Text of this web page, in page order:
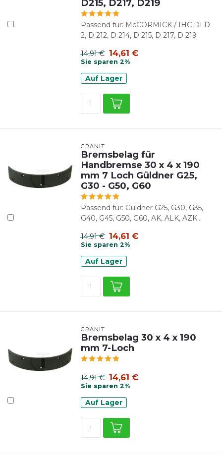
D215, D217, D219
Passend für: McCORMICK / IHC DLD
2, D 212, D 214, D 215, D 217, D 219
14,91 € 14,61 €
Sie sparen 2%
Auf Lager
GRANIT
Bremsbelag für
Handbremse 30 x 4 x 190
mm 7 Loch Güldner G25,
G30 - G50, G60
Passend für: Güldner G25, G30, G35,
G40, G45, G50, G60, AK, ALK, AZK...
14,91 € 14,61 €
Sie sparen 2%
Auf Lager
GRANIT
Bremsbelag 30 x 4 x 190
mm 7-Loch
14,91 € 14,61 €
Sie sparen 2%
Auf Lager